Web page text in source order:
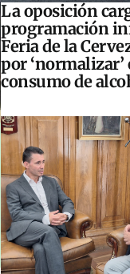
La oposición
programación
Feria de la
por ‘normalizar’
consumo de